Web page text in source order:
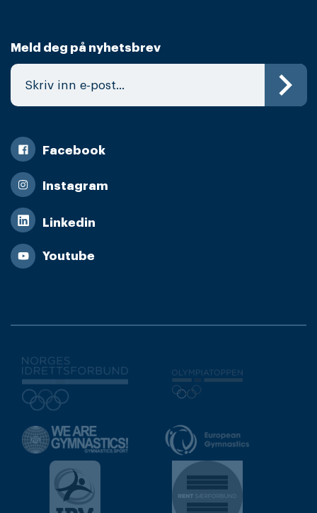
Meld deg på nyhetsbrev
Facebook
Instagram
Linkedin
Youtube